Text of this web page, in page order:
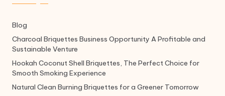
Blog
Charcoal Briquettes Business Opportunity A Profitable and
Sustainable Venture
Hookah Coconut Shell Briquettes, The Perfect Choice for
Smooth Smoking Experience
Natural Clean Burning Briquettes for a Greener Tomorrow